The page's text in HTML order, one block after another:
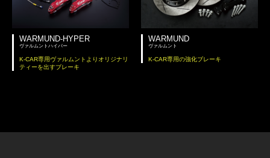
WARMUND-HYPER
ヴァルムントハイパー
K-CAR専用ヴァルムントよりオリジナリ
ティーを出すブレーキ
WARMUND
ヴァルムント
K-CAR専用の強化ブレーキ